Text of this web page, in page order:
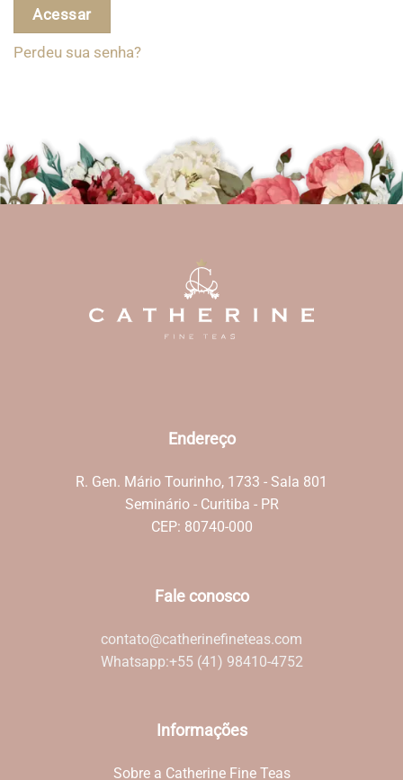
Acessar
Perdeu sua senha?
Endereço
R. Gen. Mário Tourinho, 1733 - Sala 801
Seminário - Curitiba - PR
CEP: 80740-000
Fale conosco
contato@catherinefineteas.com
Whatsapp:+55 (41) 98410-4752
Informações
Sobre a Catherine Fine Teas